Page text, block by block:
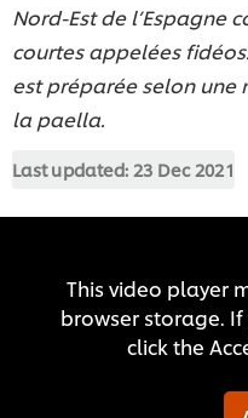
Nord-Est de l’Espagne
courtes appelées
est préparée selon
la paella.
Last updated: 23 Dec 2021
This video player
browser storage.
click the